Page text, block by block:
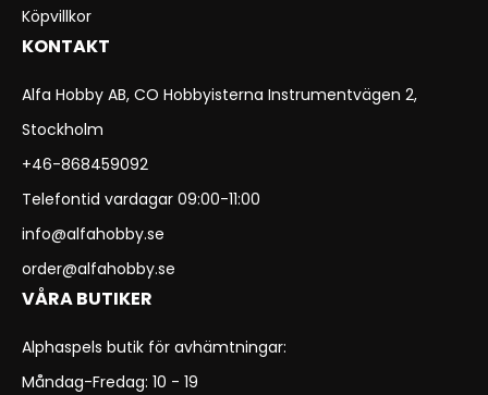
Köpvillkor
KONTAKT
Alfa Hobby AB, CO Hobbyisterna Instrumentvägen 2,
Stockholm
+46-868459092
Telefontid vardagar 09:00-11:00
info@alfahobby.se
order@alfahobby.se
VÅRA BUTIKER
Alphaspels butik för avhämtningar:
Måndag-Fredag: 10 - 19